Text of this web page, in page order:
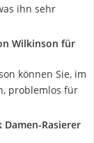
ihn sehr
Wilkinson für
können Sie, im
problemlos für
Rasierer